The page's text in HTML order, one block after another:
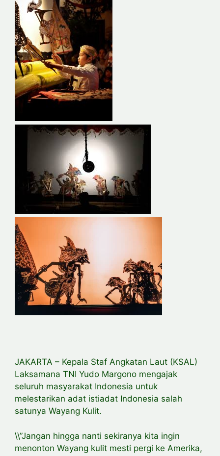
JAKARTA – Kepala Staf Angkatan Laut (KSAL)
Laksamana TNI Yudo Margono mengajak
seluruh masyarakat Indonesia untuk
melestarikan adat istiadat Indonesia salah
satunya Wayang Kulit.
\\”Jangan hingga nanti sekiranya kita ingin
menonton Wayang kulit mesti pergi ke Amerika,